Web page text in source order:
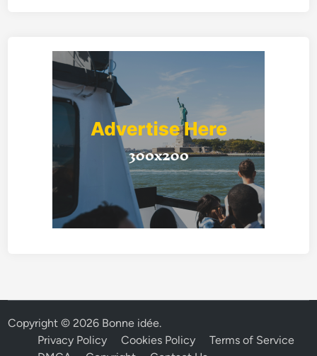
Copyright © 2026 Bonne idée.
Privacy Policy
Cookies Policy
Terms of Service